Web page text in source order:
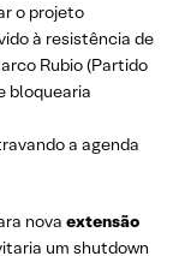
o projeto
à resistência de
Rubio (Partido
bloquearia
a agenda
nova extensão
um shutdown